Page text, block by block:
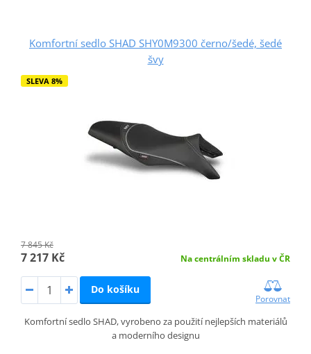
Komfortní sedlo SHAD SHY0M9300 černo/šedé, šedé
švy
SLEVA 8%
7 845 Kč
7 217 Kč Na centrálním skladu v ČR
Do košíku
Porovnat
Komfortní sedlo SHAD, vyrobeno za použití nejlepších materiálů
a moderního designu